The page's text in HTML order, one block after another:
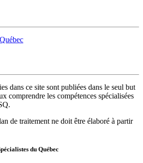
dans ce site sont publiées dans le seul but
comprendre les compétences spécialisées
de traitement ne doit être élaboré à partir
du Québec